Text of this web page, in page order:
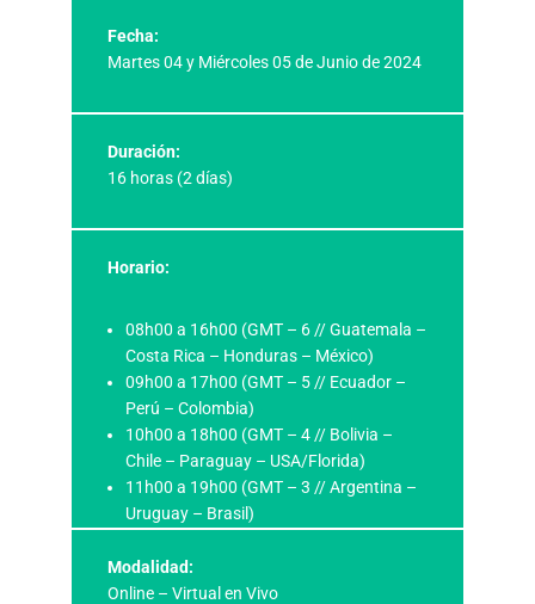
Fecha:
Martes 04 y Miércoles 05 de Junio de 2024
Duración:
16 horas (2 días)
Horario:
08h00 a 16h00 (GMT – 6 // Guatemala –
Costa Rica – Honduras – México)
09h00 a 17h00 (GMT – 5 // Ecuador –
Perú – Colombia)
10h00 a 18h00 (GMT – 4 // Bolivia –
Chile – Paraguay – USA/Florida)
11h00 a 19h00 (GMT – 3 // Argentina –
Uruguay – Brasil)
Modalidad:
Online – Virtual en Vivo